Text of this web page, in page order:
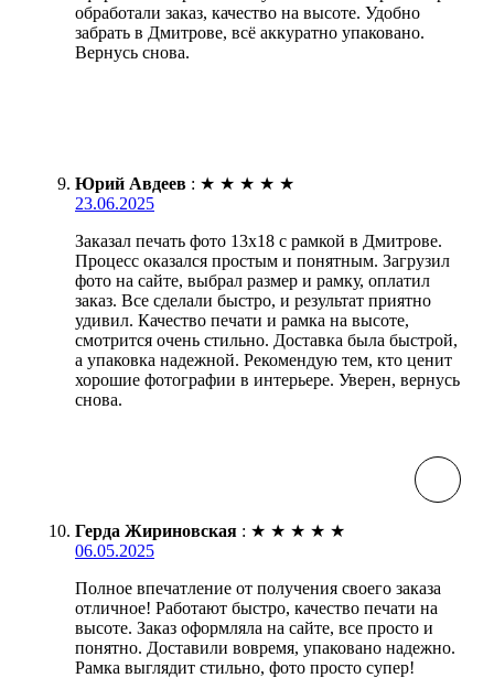
обработали заказ, качество на высоте. Удобно
забрать в Дмитрове, всё аккуратно упаковано.
Вернусь снова.
Юрий Авдеев : ★ ★ ★ ★ ★
23.06.2025
Заказал печать фото 13х18 с рамкой в Дмитрове.
Процесс оказался простым и понятным. Загрузил
фото на сайте, выбрал размер и рамку, оплатил
заказ. Все сделали быстро, и результат приятно
удивил. Качество печати и рамка на высоте,
смотрится очень стильно. Доставка была быстрой,
а упаковка надежной. Рекомендую тем, кто ценит
хорошие фотографии в интерьере. Уверен, вернусь
снова.
Герда Жириновская : ★ ★ ★ ★ ★
06.05.2025
Полное впечатление от получения своего заказа
отличное! Работают быстро, качество печати на
высоте. Заказ оформляла на сайте, все просто и
понятно. Доставили вовремя, упаковано надежно.
Рамка выглядит стильно, фото просто супер!